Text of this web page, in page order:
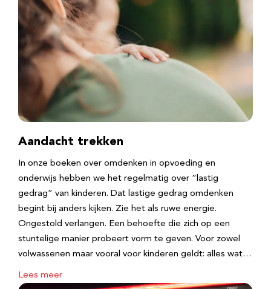
Aandacht trekken
In onze boeken over omdenken in opvoeding en
onderwijs hebben we het regelmatig over “lastig
gedrag” van kinderen. Dat lastige gedrag omdenken
begint bij anders kijken. Zie het als ruwe energie.
Ongestold verlangen. Een behoefte die zich op een
stuntelige manier probeert vorm te geven. Voor zowel
volwassenen maar vooral voor kinderen geldt: alles wat…
Lees meer